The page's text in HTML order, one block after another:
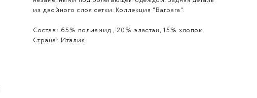
из двойного слоя сетки. Коллекция "Barbara".
Состав: 65% полиамид , 20% эластан, 15% хлопок
Страна: Италия